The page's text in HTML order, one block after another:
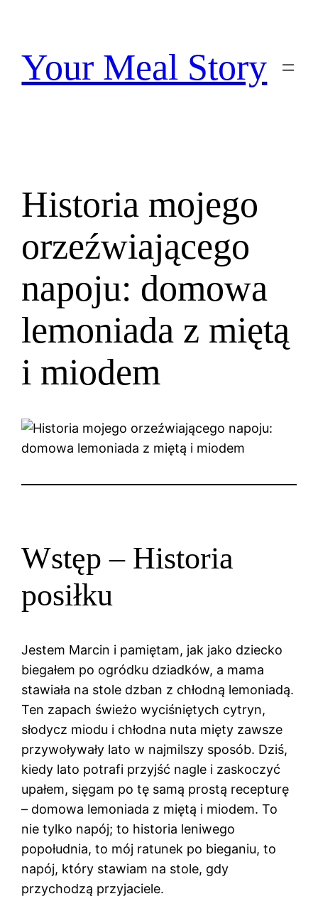
treściYour Meal Story
Historia mojego
orzeźwiającego
napoju: domowa
lemoniada z miętą
i miodem
Wstęp – Historia
posiłku
Jestem Marcin i pamiętam, jak jako dziecko
biegałem po ogródku dziadków, a mama
stawiała na stole dzban z chłodną lemoniadą.
Ten zapach świeżo wyciśniętych cytryn,
słodycz miodu i chłodna nuta mięty zawsze
przywoływały lato w najmilszy sposób. Dziś,
kiedy lato potrafi przyjść nagle i zaskoczyć
upałem, sięgam po tę samą prostą recepturę
– domowa lemoniada z miętą i miodem. To
nie tylko napój; to historia leniwego
popołudnia, to mój ratunek po bieganiu, to
napój, który stawiam na stole, gdy
przychodzą przyjaciele.